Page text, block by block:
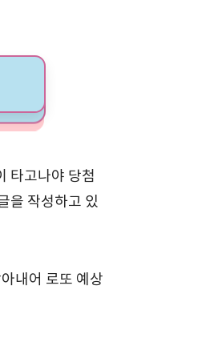
타고나야 당첨
을 작성하고 있
내어 로또 예상